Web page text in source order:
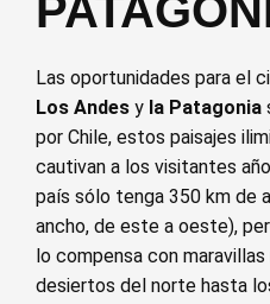
Las oportunidades para el
Los Andes y la Patagonia
por Chile, estos paisajes
cautivan a los visitantes
país sólo tenga 350 km de
ancho, de este a oeste),
lo compensa con
desiertos del norte hasta